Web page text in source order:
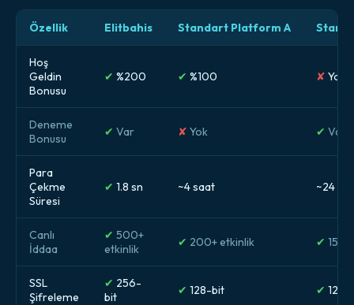
Özellik Elitbahis Standart Platform A
Hoş
Geldin
Bonusu
✔ %200 ✔ %100 ✘ Yok
Deneme
Bonusu
✔ Var ✘ Yok ✔ Var
Para
Çekme
Süresi
✔ 1.8 sn ~4 saat ~24
Canlı
İddaa
✔ 500+
etkinlik
✔ 200+ etkinlik ✔
SSL
Şifreleme
✔ 256-
bit
✔ 128-bit ✔ 128-